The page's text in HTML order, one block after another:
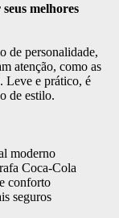
melhores
de personalidade,
atenção, como as
Leve e prático, é
de estilo.
moderno
Coca-Cola
conforto
seguros